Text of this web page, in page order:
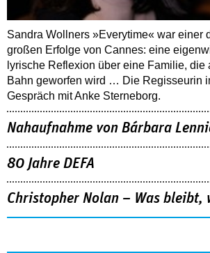
Sandra Wollners »Everytime« war einer
großen Erfolge von Cannes: eine
lyrische Reflexion über eine ­Familie, die
Bahn geworfen wird … Die Regisseurin
Gespräch mit Anke Sterneborg.
Nahaufnahme von Bárbara
80 Jahre DEFA
Christopher Nolan – Was bleibt,